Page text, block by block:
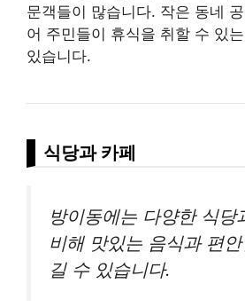
문객들이 많습니다. 작은 동네
어 주민들이 휴식을 취할 수 있
있습니다.
식당과 카페
방이동에는 다양한 식당
비해 맛있는 음식과 편
길 수 있습니다.